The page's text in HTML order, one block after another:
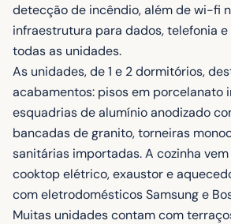
detecção de incêndio, além de wi-fi
infraestrutura para dados, telefonia e
todas as unidades.
As unidades, de 1 e 2 dormitórios,
acabamentos: pisos em porcelanato
esquadrias de alumínio anodizado
bancadas de granito, torneiras
sanitárias importadas. A cozinha
cooktop elétrico, exaustor e
com eletrodomésticos Samsung e
Muitas unidades contam com